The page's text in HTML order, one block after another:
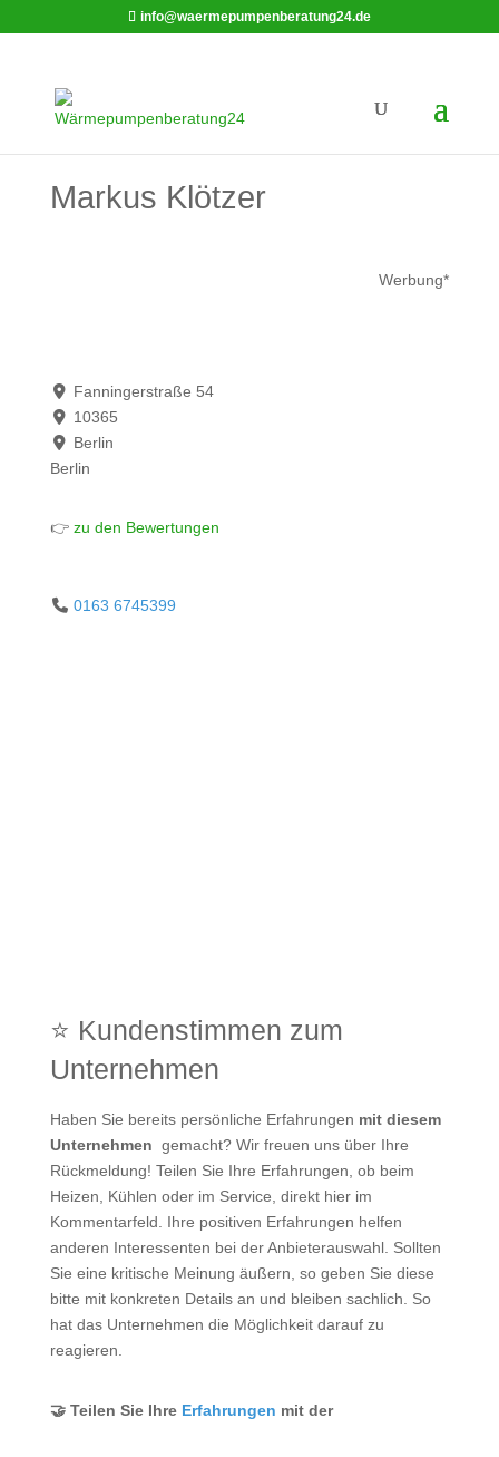
info@waermepumpenberatung24.de
Markus Klötzer
Werbung*
Fanningerstraße 54
10365
Berlin
Berlin
👉zu den Bewertungen
0163 6745399
⭐ Kundenstimmen zum
Unternehmen
Haben Sie bereits persönliche Erfahrungen mit diesem
Unternehmen gemacht? Wir freuen uns über Ihre
Rückmeldung! Teilen Sie Ihre Erfahrungen, ob beim
Heizen, Kühlen oder im Service, direkt hier im
Kommentarfeld. Ihre positiven Erfahrungen helfen
anderen Interessenten bei der Anbieterauswahl. Sollten
Sie eine kritische Meinung äußern, so geben Sie diese
bitte mit konkreten Details an und bleiben sachlich. So
hat das Unternehmen die Möglichkeit darauf zu
reagieren.
🤝 Teilen Sie Ihre Erfahrungen mit der